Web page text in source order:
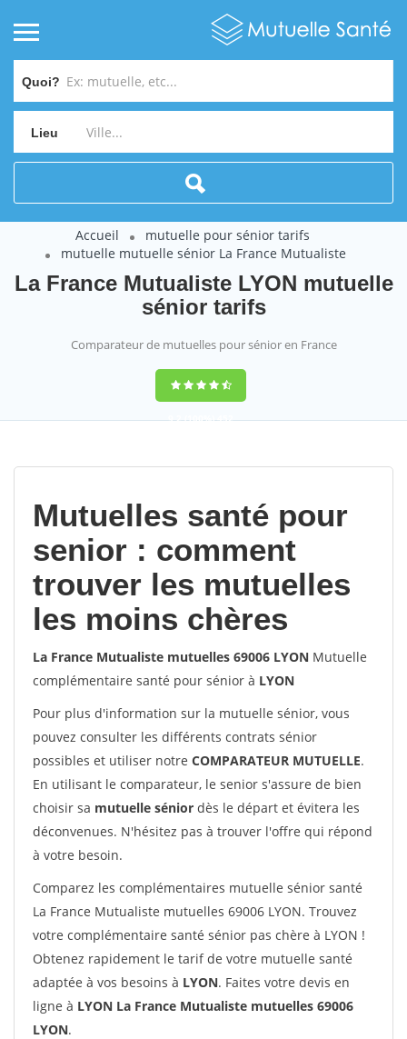
Quoi?
Lieu
Accueil
mutuelle pour sénior tarifs
mutuelle mutuelle sénior La France Mutualiste
La France Mutualiste LYON mutuelle
sénior tarifs
Comparateur de mutuelles pour sénior en France
9,2(100%)452
Mutuelles santé pour
senior : comment
trouver les mutuelles
les moins chères
La France Mutualiste mutuelles 69006 LYON Mutuelle
complémentaire santé pour sénior à LYON
Pour plus d'information sur la mutuelle sénior, vous
pouvez consulter les différents contrats sénior
possibles et utiliser notre COMPARATEUR MUTUELLE.
En utilisant le comparateur, le senior s'assure de bien
choisir sa mutuelle sénior dès le départ et évitera les
déconvenues. N'hésitez pas à trouver l'offre qui répond
à votre besoin.
Comparez les complémentaires mutuelle sénior santé
La France Mutualiste mutuelles 69006 LYON. Trouvez
votre complémentaire santé sénior pas chère à LYON !
Obtenez rapidement le tarif de votre mutuelle santé
adaptée à vos besoins à LYON. Faites votre devis en
ligne à LYON La France Mutualiste mutuelles 69006
LYON.